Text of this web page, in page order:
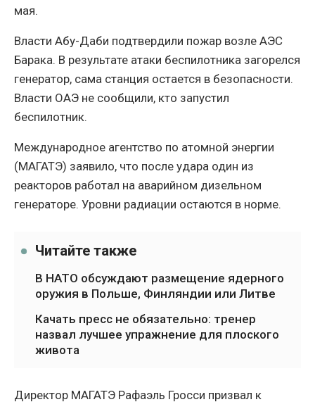
мая.
Власти Абу-Даби подтвердили пожар возле АЭС
Барака. В результате атаки беспилотника загорелся
генератор, сама станция остается в безопасности.
Власти ОАЭ не сообщили, кто запустил
беспилотник.
Международное агентство по атомной энергии
(МАГАТЭ) заявило, что после удара один из
реакторов работал на аварийном дизельном
генераторе. Уровни радиации остаются в норме.
Читайте также
В НАТО обсуждают размещение ядерного
оружия в Польше, Финляндии или Литве
Качать пресс не обязательно: тренер
назвал лучшее упражнение для плоского
живота
Директор МАГАТЭ Рафаэль Гросси призвал к